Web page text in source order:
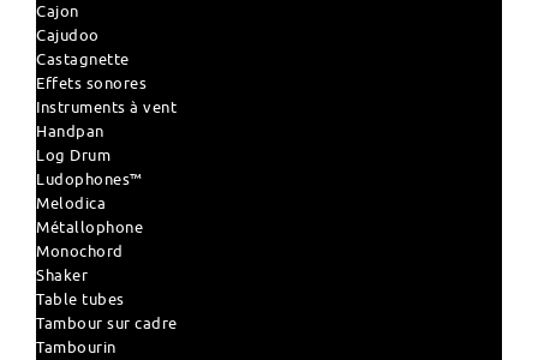
Cajon
Cajudoo
Castagnette
Effets sonores
Instruments à vent
Handpan
Log Drum
Ludophones™
Melodica
Métallophone
Monochord
Shaker
Table tubes
Tambour sur cadre
Tambourin